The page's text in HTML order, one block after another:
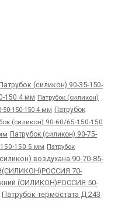
(силикон) 90-35-150-
150 4 мм Патрубок (силикон)
50-150-150 4 мм Патрубок
(силикон) 90-60/65-150-150
Патрубок (силикон) 90-75-
150-150 5 мм Патрубок
воздухана 90-70-85-
70-
(СИЛИКОН)РОССИЯ 50-
Патрубок термостата Д 243